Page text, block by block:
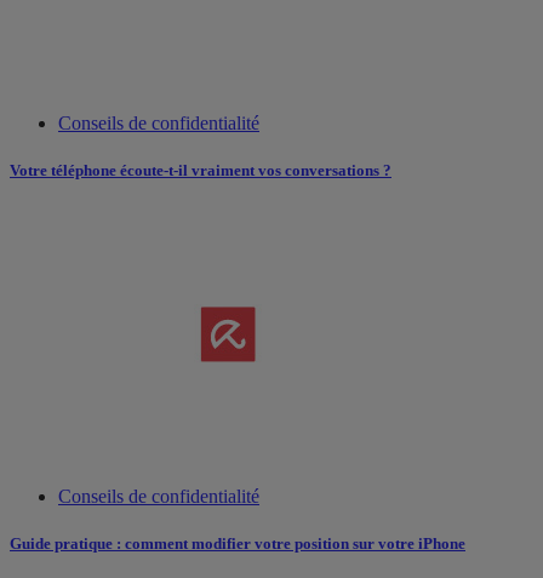
Conseils de confidentialité
Votre téléphone écoute-t-il vraiment vos conversations ?
Conseils de confidentialité
Guide pratique : comment modifier votre position sur votre iPhone